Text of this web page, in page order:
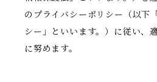
のプライバシーポリシー（以下
シー」といいます。）に従い、
に努めます。